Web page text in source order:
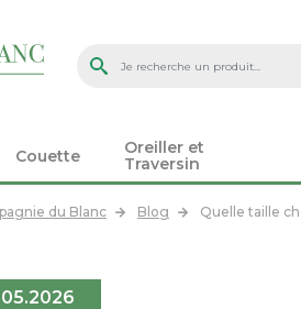
Couette
Oreiller et
Traversin
du Blanc Blog Quelle taille